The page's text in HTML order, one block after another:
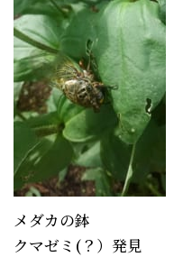
メダカの鉢 花
クマゼミ(？）発見